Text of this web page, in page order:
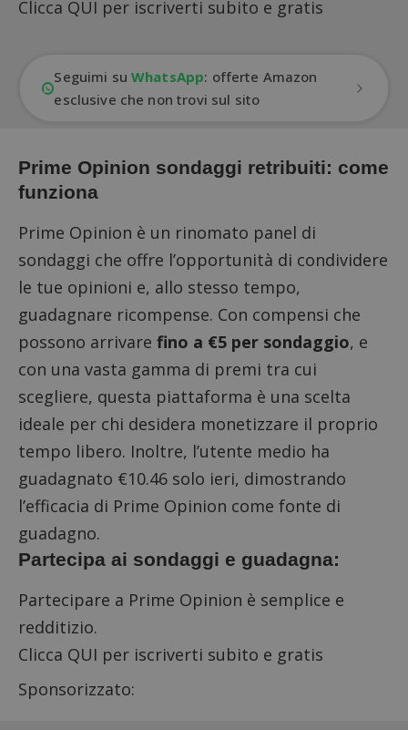
Clicca QUI per iscriverti subito e gratis
Seguimi suWhatsApp: offerte Amazon
esclusive che non trovi sul sito
Prime Opinion sondaggi retribuiti: come
funziona
Prime Opinion è un rinomato panel di
sondaggi che offre l’opportunità di condividere
le tue opinioni e, allo stesso tempo,
guadagnare ricompense. Con compensi che
possono arrivare fino a €5 per sondaggio, e
con una vasta gamma di premi tra cui
scegliere, questa piattaforma è una scelta
ideale per chi desidera monetizzare il proprio
tempo libero. Inoltre, l’utente medio ha
guadagnato €10.46 solo ieri, dimostrando
l’efficacia di Prime Opinion come fonte di
guadagno.
Partecipa ai sondaggi e guadagna:
Partecipare a Prime Opinion è semplice e
redditizio.
Clicca QUI per iscriverti subito e gratis
Sponsorizzato: